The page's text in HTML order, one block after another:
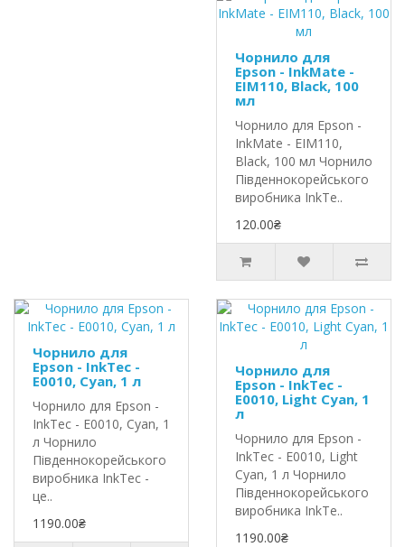
Чорнило для
Epson - InkMate -
EIM110, Black, 100
мл
Чорнило для Epson -
InkMate - EIM110,
Black, 100 мл Чорнило
Південнокорейського
виробника InkTe..
120.00₴
Чорнило для
Epson - InkTec -
E0010, Cyan, 1 л
Чорнило для Epson -
InkTec - E0010, Cyan, 1
л Чорнило
Південнокорейського
виробника InkTec -
це..
1190.00₴
Чорнило для
Epson - InkTec -
E0010, Light Cyan, 1
л
Чорнило для Epson -
InkTec - E0010, Light
Cyan, 1 л Чорнило
Південнокорейського
виробника InkTe..
1190.00₴